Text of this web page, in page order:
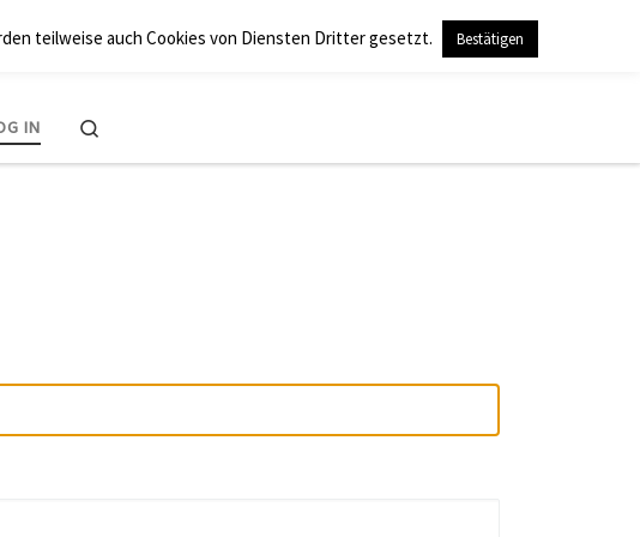
IN
teilweise auch Cookies von Diensten Dritter gesetzt. Bestätigen